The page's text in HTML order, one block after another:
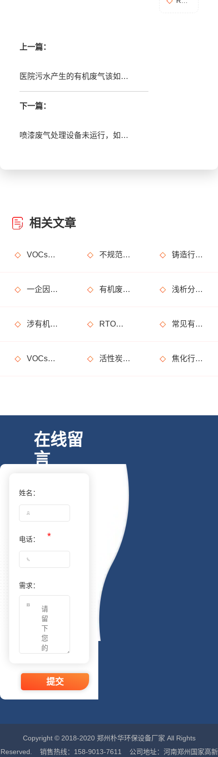
上一篇：
医院污水产生的有机废气该如何处理？
下一篇：
喷漆废气处理设备未运行，如何行政处罚？从这三个方面进行判定分析
相关文章
VOCs主要包含哪些物质？ 不规范使用废气处理设备的法律后果 铸造行业废气处理设计
一企因非甲烷总烃超标获罚15万元 有机废气处理工程技术方案设计要点 浅析分子筛转轮常见问题及解决方法
涉有机废气产生车间、调漆间危险化学品使用管理要求 RTO废气处理装置典型问题隐患排查指南请收好！ 常见有机废气处理技术
VOCs废气治理设备督察检查要点 活性炭吸附废气处理系统设备部件简介 焦化行业有机废气特点
在线留
言
姓名：
电话：
需求：
提交
Copyright © 2018-2020 郑州朴华环保设备厂家 All Rights
Reserved. 销售热线：158-9013-7611 公司地址：河南郑州国家高新